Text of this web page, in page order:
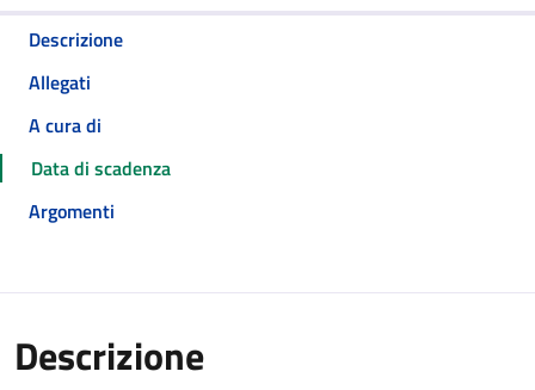
Descrizione
Allegati
A cura di
Data di scadenza
Argomenti
Descrizione